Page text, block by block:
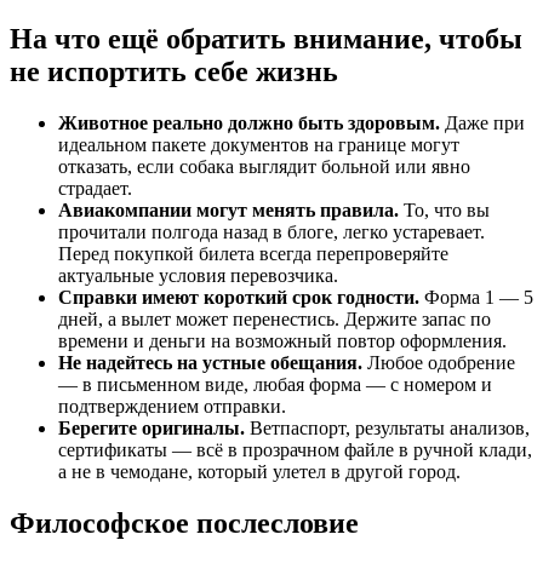
На что ещё обратить внимание, чтобы
не испортить себе жизнь
Животное реально должно быть здоровым. Даже при
идеальном пакете документов на границе могут
отказать, если собака выглядит больной или явно
страдает.
Авиакомпании могут менять правила. То, что вы
прочитали полгода назад в блоге, легко устаревает.
Перед покупкой билета всегда перепроверяйте
актуальные условия перевозчика.
Справки имеют короткий срок годности. Форма 1 — 5
дней, а вылет может перенестись. Держите запас по
времени и деньги на возможный повтор оформления.
Не надейтесь на устные обещания. Любое одобрение
— в письменном виде, любая форма — с номером и
подтверждением отправки.
Берегите оригиналы. Ветпаспорт, результаты анализов,
сертификаты — всё в прозрачном файле в ручной клади,
а не в чемодане, который улетел в другой город.
Философское послесловие